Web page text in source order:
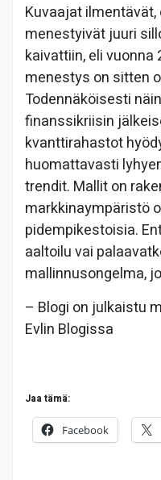
Kuvaajat
menestyivät juuri
kaivattiin, eli vuonna
menestys on sitten
Todennäköisesti
finanssikriisin
kvanttirahastot
huomattavasti
trendit. Mallit on
markkinaympäristö
pidempikestoisia.
aaltoilu vai
mallinnusongelma,
– Blogi on julkaistu
Evlin Blogissa
Jaa tämä:
Facebook